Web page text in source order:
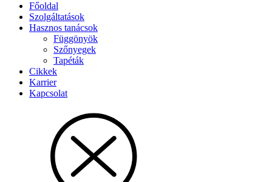
Főoldal
Szolgáltatások
Hasznos tanácsok
Függönyök
Szőnyegek
Tapéták
Cikkek
Karrier
Kapcsolat